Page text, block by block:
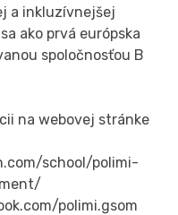
a inkluzívnejšej
ako prvá európska
spoločnosťou B
na webovej stránke
school/polimi-
polimi.gsom